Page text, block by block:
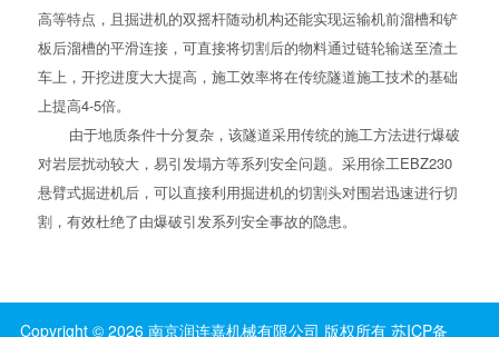
高等特点，且掘进机的双摇杆随动机构还能实现运输机前溜槽和铲
板后溜槽的平滑连接，可直接将切割后的物料通过链轮输送至渣土
车上，开挖进度大大提高，施工效率将在传统隧道施工技术的基础
上提高4-5倍。
由于地质条件十分复杂，该隧道采用传统的施工方法进行爆破
对岩层扰动较大，易引发塌方等系列安全问题。采用徐工EBZ230
悬臂式掘进机后，可以直接利用掘进机的切割头对围岩迅速进行切
割，有效杜绝了由爆破引发系列安全事故的隐患。
Copyright © 2026 南京润连嘉机械有限公司 版权所有 苏ICP备